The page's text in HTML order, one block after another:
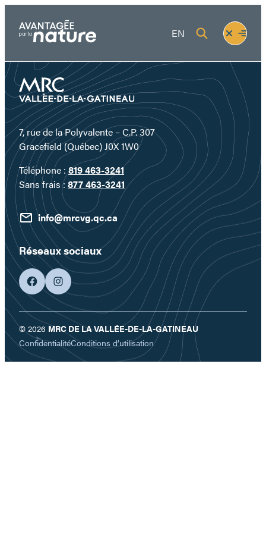
contenu
EN
Fermer
le
menu
Ouvrir
le
7, rue de la Polyvalente – C.P. 307
Gracefield (Québec) J0X 1W0
Téléphone :819 463-3241
Sans frais : 877 463-3241
info@mrcvg.qc.ca
Réseaux sociaux
facebookgoogleplus
© 2026 MRC DE LA VALLÉE-DE-LA-GATINEAU
ConfidentialitéConditions d’utilisation